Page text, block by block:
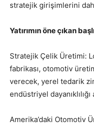
stratejik girişimlerini
Yatırımın öne çıkan
Stratejik Çelik Üretimi:
fabrikası, otomotiv
verecek, yerel tedarik
endüstriyel dayanıklılığı
Amerika’daki Otomotiv